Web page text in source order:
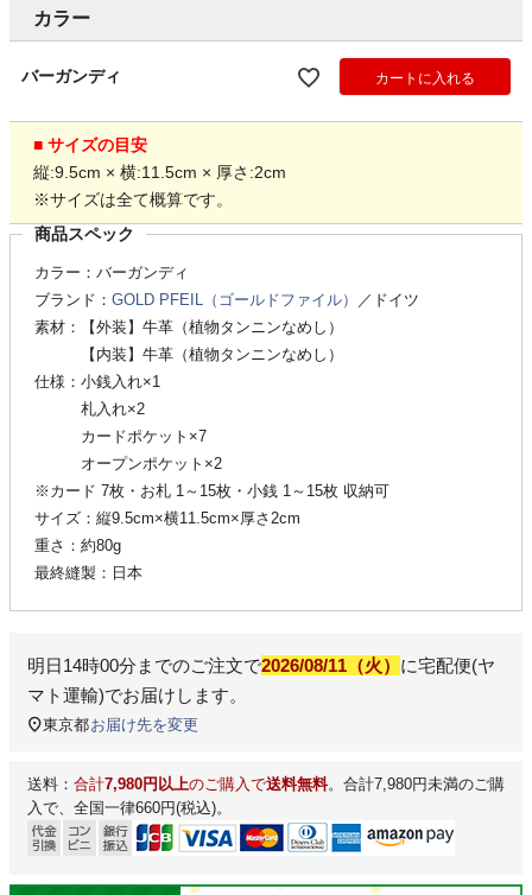
カラー
バーガンディ カートに入れる
■ サイズの目安
縦:9.5cm × 横:11.5cm × 厚さ:2cm
※サイズは全て概算です。
商品スペック
カラー：バーガンディ
ブランド： GOLD PFEIL（ゴールドファイル）
／ドイツ
素材：【外装】牛革（植物タンニンなめし）
【内装】牛革（植物タンニンなめし）
仕様：小銭入れ×1
札入れ×2
カードポケット×7
オープンポケット×2
※カード 7枚・お札 1～15枚・小銭 1～15枚 収納可
サイズ：縦9.5cm×横11.5cm×厚さ2cm
重さ：約80g
最終縫製：日本
明日14時00分 までのご注文で2026/08/11（火） に宅配便(ヤ
マト運輸)でお届けします。
東京都お届け先を変更
送料： 合計7,980円以上のご購入で送料無料。合計7,980円未満のご購
入で、全国一律660円(税込)。